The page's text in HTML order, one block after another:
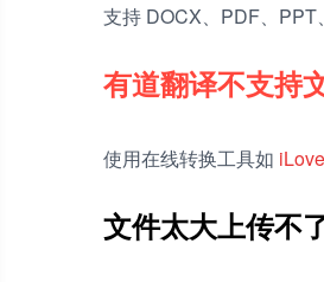
支持 DOCX、PDF、PPT
有道翻译不支持
使用在线转换工具如
文件太大上传不